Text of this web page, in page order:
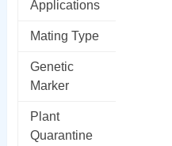
Applications
Mating Type
Genetic
Marker
Plant
Quarantine